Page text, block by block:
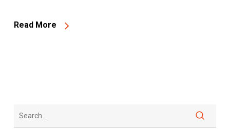
Read More